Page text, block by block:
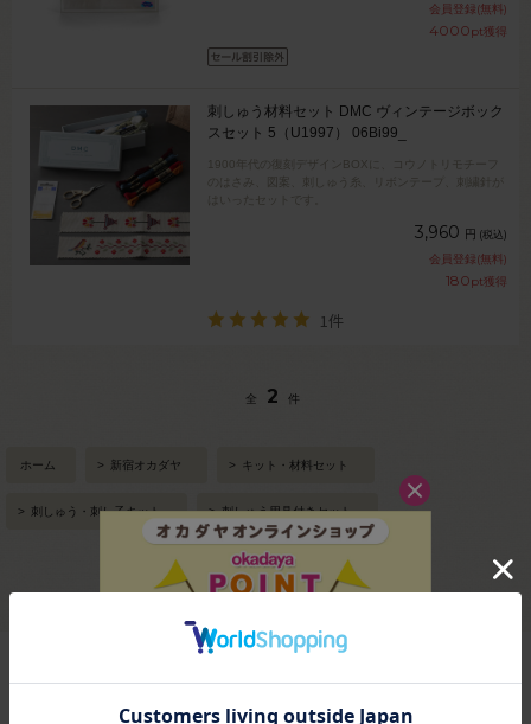
会員登録(無料)
4000pt獲得
刺しゅう材料セット DMC ヴィンテージボック
スセット 5（U1997） 06Bi99_
1900年代の復刻デザインBOXに、コウノトリモチーフ
のはさみ、図案、刺しゅう糸、リボンテープ、刺繍針が
はいったセットです。
3,960 円 (税込)
会員登録(無料)
180pt獲得
1件
全 2 件
ホーム > 新宿オカダヤ > キット・材料セット
> 刺しゅう・刺し子キット >刺しゅう用具付きセット